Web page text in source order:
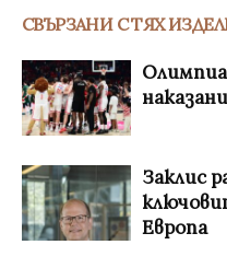
СВЪРЗАНИ С ТЯХ
Заклис
Европа